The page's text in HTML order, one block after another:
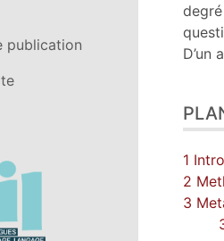
publication
D’un
1
2
3